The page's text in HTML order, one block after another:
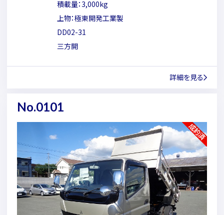
積載量：3,000kg
上物：極東開発工業製
DD02-31
三方開
詳細を見る
No.0101